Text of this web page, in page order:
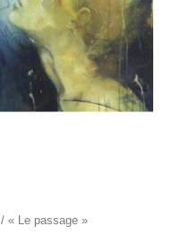
/ « Le passage »